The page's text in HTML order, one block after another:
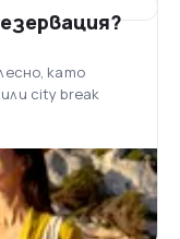
като
city break